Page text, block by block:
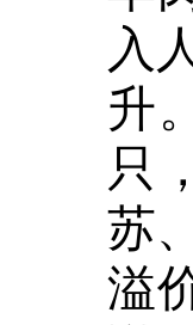
入
升
只
苏
溢